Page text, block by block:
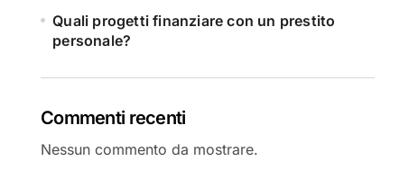
Quali progetti finanziare con un prestito
personale?
Commenti recenti
Nessun commento da mostrare.